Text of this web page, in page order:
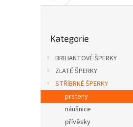
kategorie
Kategorie
BRILIANTOVÉ ŠPERKY
ZLATÉ ŠPERKY
STŘÍBRNÉ ŠPERKY
prsteny
náušnice
přívěsky